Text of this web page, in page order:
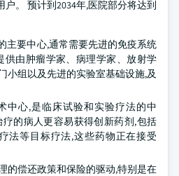
。 预计到2034年,医院部分将达到
主要中心,通常需要先进的免疫系统
供由肿瘤学家、病理学家、放射学
小组以及先进的实验室基础设施,及
中心,是临床试验和实验疗法的中
的病人更容易获得创新药剂,包括
法等目标疗法,这些药物正在接受
的偿还政策和保险的驱动,特别是在